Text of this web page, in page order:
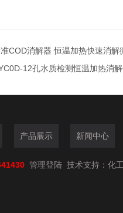
COD消解器 恒温加热快速消解
12孔水质检测恒温加热消
产品展示 新闻中心
管理登陆 技术支持： 化